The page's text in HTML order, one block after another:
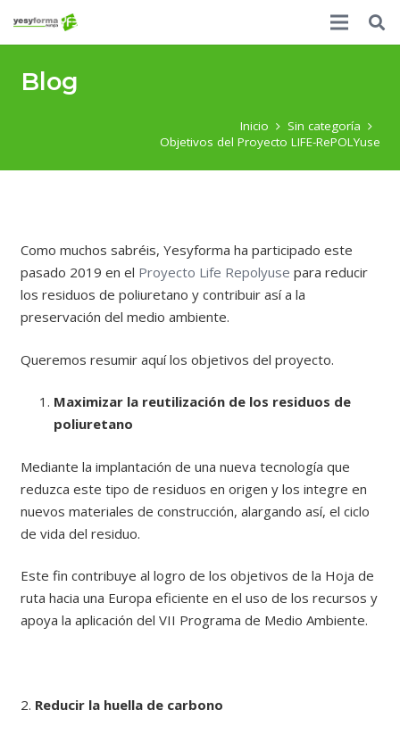
Blog
Inicio
Sin categoría
Objetivos del Proyecto LIFE-RePOLYuse
Como muchos sabréis, Yesyforma ha participado este
pasado 2019 en el Proyecto Life Repolyuse para reducir
los residuos de poliuretano y contribuir así a la
preservación del medio ambiente.
Queremos resumir aquí los objetivos del proyecto.
Maximizar la reutilización de los residuos de
poliuretano
Mediante la implantación de una nueva tecnología que
reduzca este tipo de residuos en origen y los integre en
nuevos materiales de construcción, alargando así, el ciclo
de vida del residuo.
Este fin contribuye al logro de los objetivos de la Hoja de
ruta hacia una Europa eficiente en el uso de los recursos y
apoya la aplicación del VII Programa de Medio Ambiente.
2. Reducir la huella de carbono